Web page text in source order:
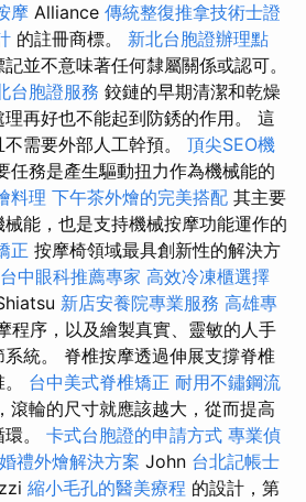
摩 Alliance 傳統整復推拿技術士證
的註冊商標。 新北台胞證辦理點
並不意味著任何隸屬關係或認可。
台胞證服務 鉸鏈的早期清潔和乾燥
再好也不能起到防銹的作用。 這
需要外部人工幹預。 頂尖SEO機
任務是產生驅動扭力作為機械能的
料理 下午茶外燴的完美搭配 其主要
能，也是支持機械​​按摩功能運作的
正 按摩椅領域最具創新性的解決方
台中眼科推薦專家 高效冷凍櫃選擇
新店安養院專業服務 高雄專
程序，以及繪製真實、靈敏的人手
統。 脊椎按摩透過伸展支撐脊椎
台中美式脊椎矯正 耐用不鏽鋼流
滾輪的尺寸就應該越大，從而提高
。 卡式台胞證的申請方式 專業偵
禮外燴解決方案 John 台北記帳士
縮小毛孔的醫美療程 的設計，第